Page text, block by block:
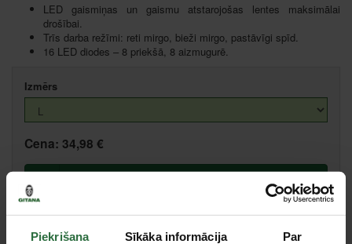
Piekrišana Sīkāka informācija Par
LED gaismiņas un gaismu atstarojošas lentes maksimālai
drošībai.
Trīs darba režīmi: reti mirgo, bieži mirgo, pastāvīgi spīd.
16 LED diodes – 8 priekšā, 8 aizmugurē.
Izmērs
Cena: 34,98 €
Salīdzināt Ieteikt cenu